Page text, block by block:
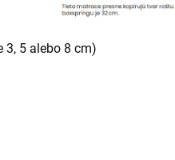
3, 5 alebo 8 cm)